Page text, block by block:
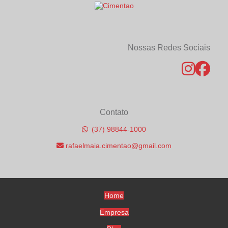
Reformas: Benefícios e Aplicações Essenciais
Nossas Redes Sociais
Contato
(37) 98844-1000
rafaelmaia.cimentao@gmail.com
Home
Empresa